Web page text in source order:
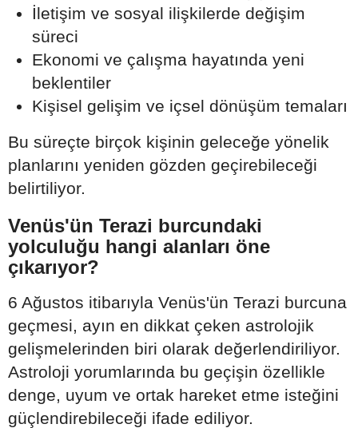
İletişim ve sosyal ilişkilerde değişim
süreci
Ekonomi ve çalışma hayatında yeni
beklentiler
Kişisel gelişim ve içsel dönüşüm temaları
Bu süreçte birçok kişinin geleceğe yönelik
planlarını yeniden gözden geçirebileceği
belirtiliyor.
Venüs'ün Terazi burcundaki
yolculuğu hangi alanları öne
çıkarıyor?
6 Ağustos itibarıyla Venüs'ün Terazi burcuna
geçmesi, ayın en dikkat çeken astrolojik
gelişmelerinden biri olarak değerlendiriliyor.
Astroloji yorumlarında bu geçişin özellikle
denge, uyum ve ortak hareket etme isteğini
güçlendirebileceği ifade ediliyor.